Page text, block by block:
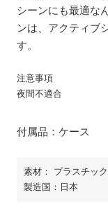
シーンにも最適な
ンは、アクティブ
す。
注意事項
夜間不適合
付属品：ケース
素材： プラスチック
製造国：日本